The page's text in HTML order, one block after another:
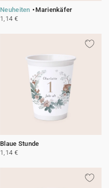
Neuheiten
Marienkäfer
1,14 €
Blaue Stunde
1,14 €